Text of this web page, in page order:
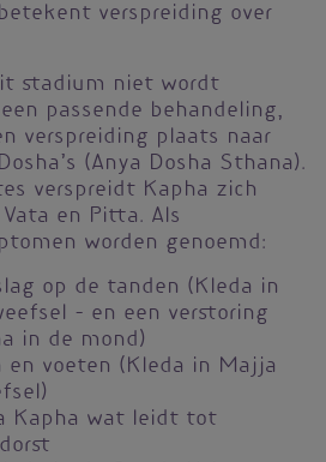
verspreiding over
stadium niet wordt
passende behandeling,
verspreiding plaats naar
(Anya Dosha Sthana).
verspreidt Kapha zich
en Pitta. Als
worden genoemd:
op de tanden (Kleda in
– en een verstoring
in de mond)
en voeten (Kleda in Majja
Kapha wat leidt tot